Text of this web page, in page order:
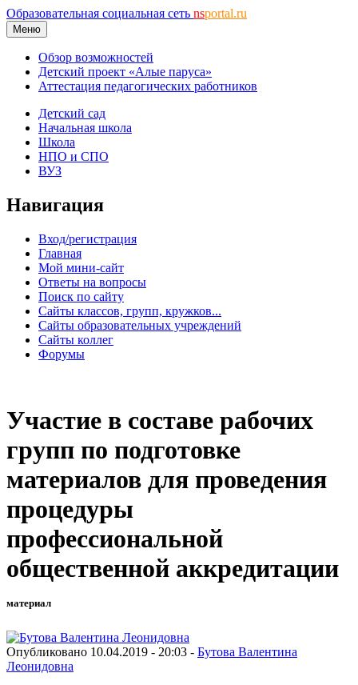
Образовательная социальная сеть nsportal.ru
Меню
Обзор возможностей
Детский проект «Алые паруса»
Аттестация педагогических работников
Детский сад
Начальная школа
Школа
НПО и СПО
ВУЗ
Навигация
Вход/регистрация
Главная
Мой мини-сайт
Ответы на вопросы
Поиск по сайту
Сайты классов, групп, кружков...
Сайты образовательных учреждений
Сайты коллег
Форумы
Участие в составе рабочих
групп по подготовке
материалов для проведения
процедуры
профессиональной
общественной аккредитации
материал
Опубликовано 10.04.2019 - 20:03 - Бутова Валентина
Леонидовна